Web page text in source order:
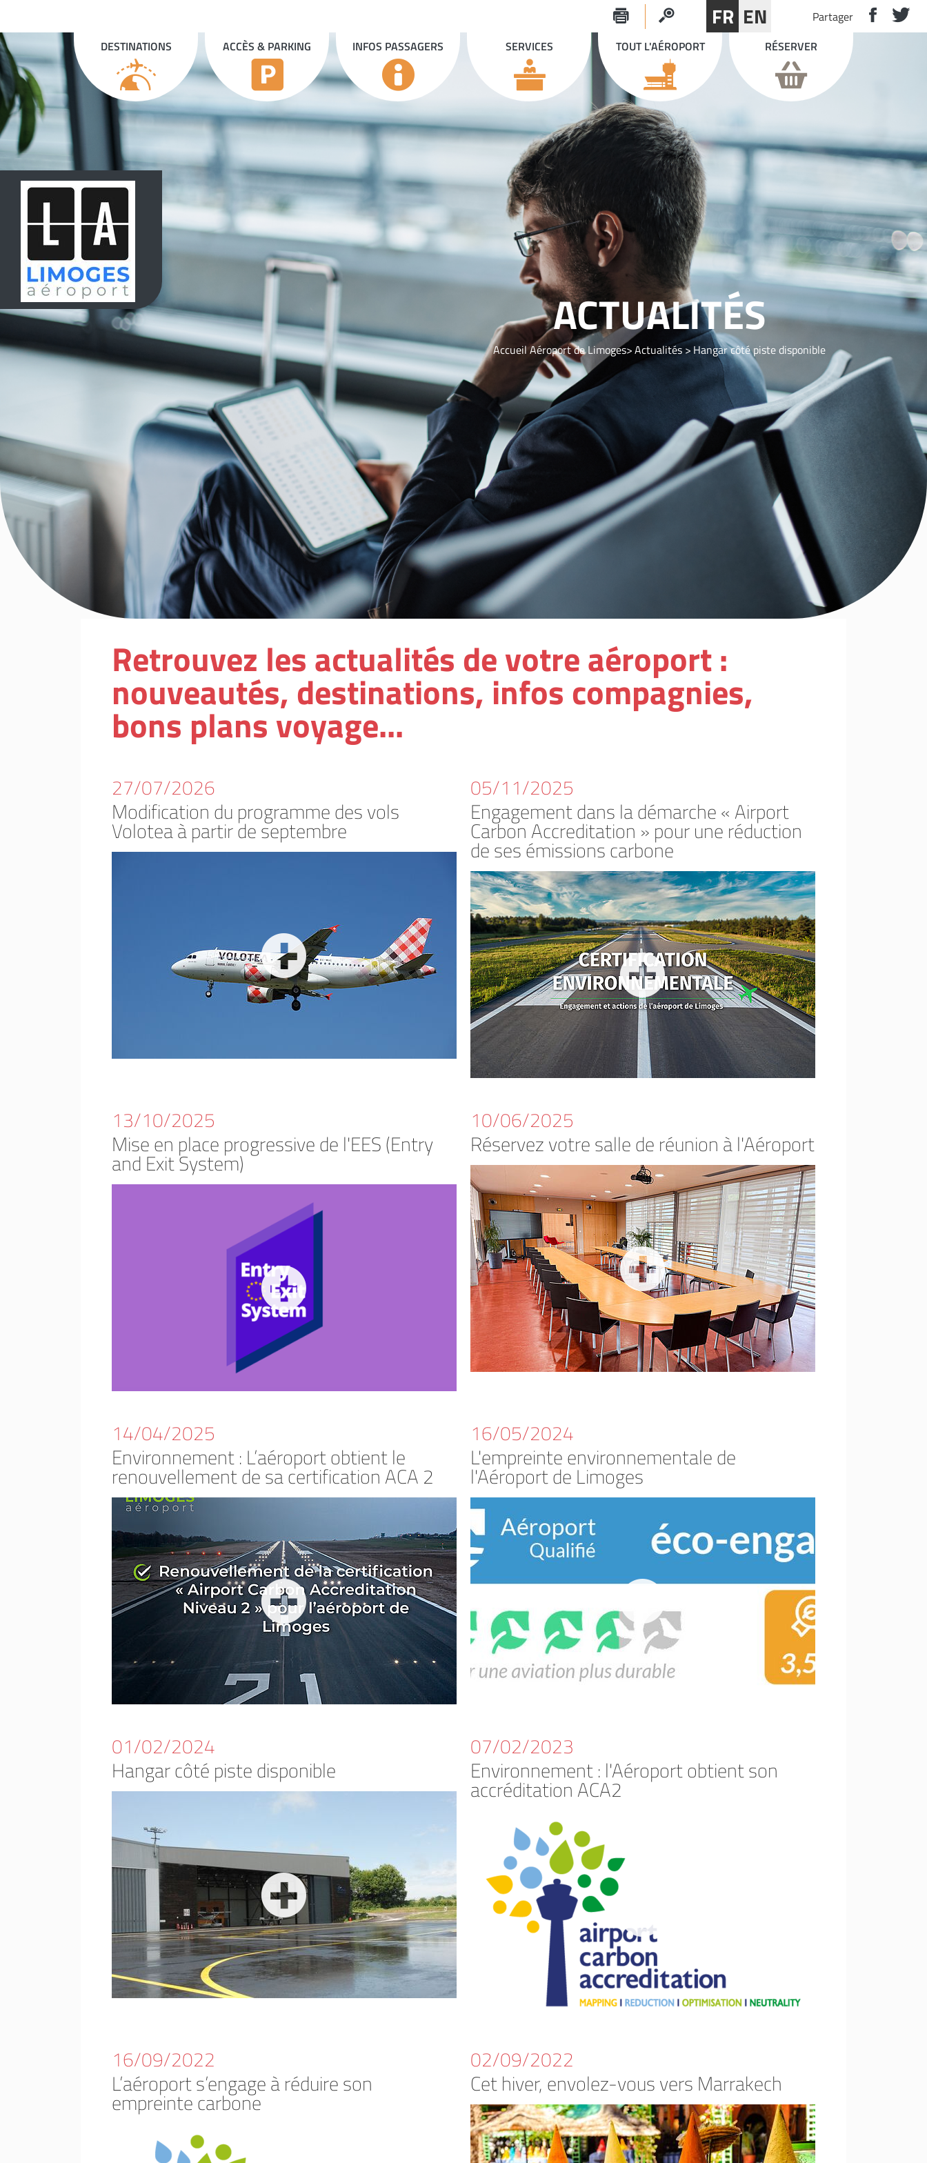
FR EN
Partager
DESTINATIONS
ACCÈS & PARKING INFOS PASSAGERS SERVICES TOUT L'AÉROPORT RÉSERVER
ACTUALITÉS
Accueil Aéroport de Limoges Actualités Hangar côté piste disponible
Retrouvez les actualités de votre aéroport :
nouveautés, destinations, infos compagnies,
bons plans voyage...
27/07/2026
Modification du programme des vols
Volotea à partir de septembre
05/11/2025
Engagement dans la démarche « Airport
Carbon Accreditation » pour une réduction
de ses émissions carbone
13/10/2025
Mise en place progressive de l'EES (Entry
and Exit System)
10/06/2025
Réservez votre salle de réunion à l'Aéroport
14/04/2025
Environnement : L’aéroport obtient le
renouvellement de sa certification ACA 2
16/05/2024
L'empreinte environnementale de
l'Aéroport de Limoges
01/02/2024
Hangar côté piste disponible
07/02/2023
Environnement : l'Aéroport obtient son
accréditation ACA2
16/09/2022
L’aéroport s’engage à réduire son
empreinte carbone
02/09/2022
Cet hiver, envolez-vous vers Marrakech